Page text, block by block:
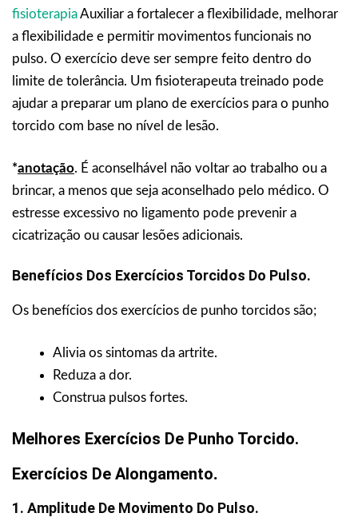
fisioterapiaAuxiliar a fortalecer a flexibilidade, melhorar
a flexibilidade e permitir movimentos funcionais no
pulso. O exercício deve ser sempre feito dentro do
limite de tolerância. Um fisioterapeuta treinado pode
ajudar a preparar um plano de exercícios para o punho
torcido com base no nível de lesão.
*anotação. É aconselhável não voltar ao trabalho ou a
brincar, a menos que seja aconselhado pelo médico. O
estresse excessivo no ligamento pode prevenir a
cicatrização ou causar lesões adicionais.
Benefícios Dos Exercícios Torcidos Do Pulso.
Os benefícios dos exercícios de punho torcidos são;
Alivia os sintomas da artrite.
Reduza a dor.
Construa pulsos fortes.
Melhores Exercícios De Punho Torcido.
Exercícios De Alongamento.
1. Amplitude De Movimento Do Pulso.